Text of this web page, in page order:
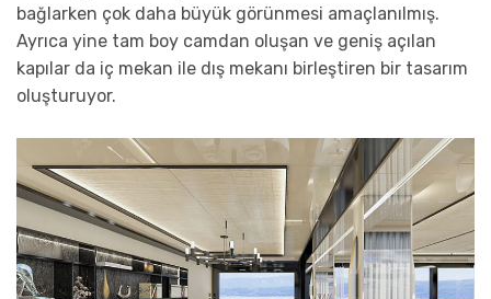
bağlarken çok daha büyük görünmesi amaçlanılmış.
Ayrıca yine tam boy camdan oluşan ve geniş açılan
kapılar da iç mekan ile dış mekanı birleştiren bir tasarım
oluşturuyor.